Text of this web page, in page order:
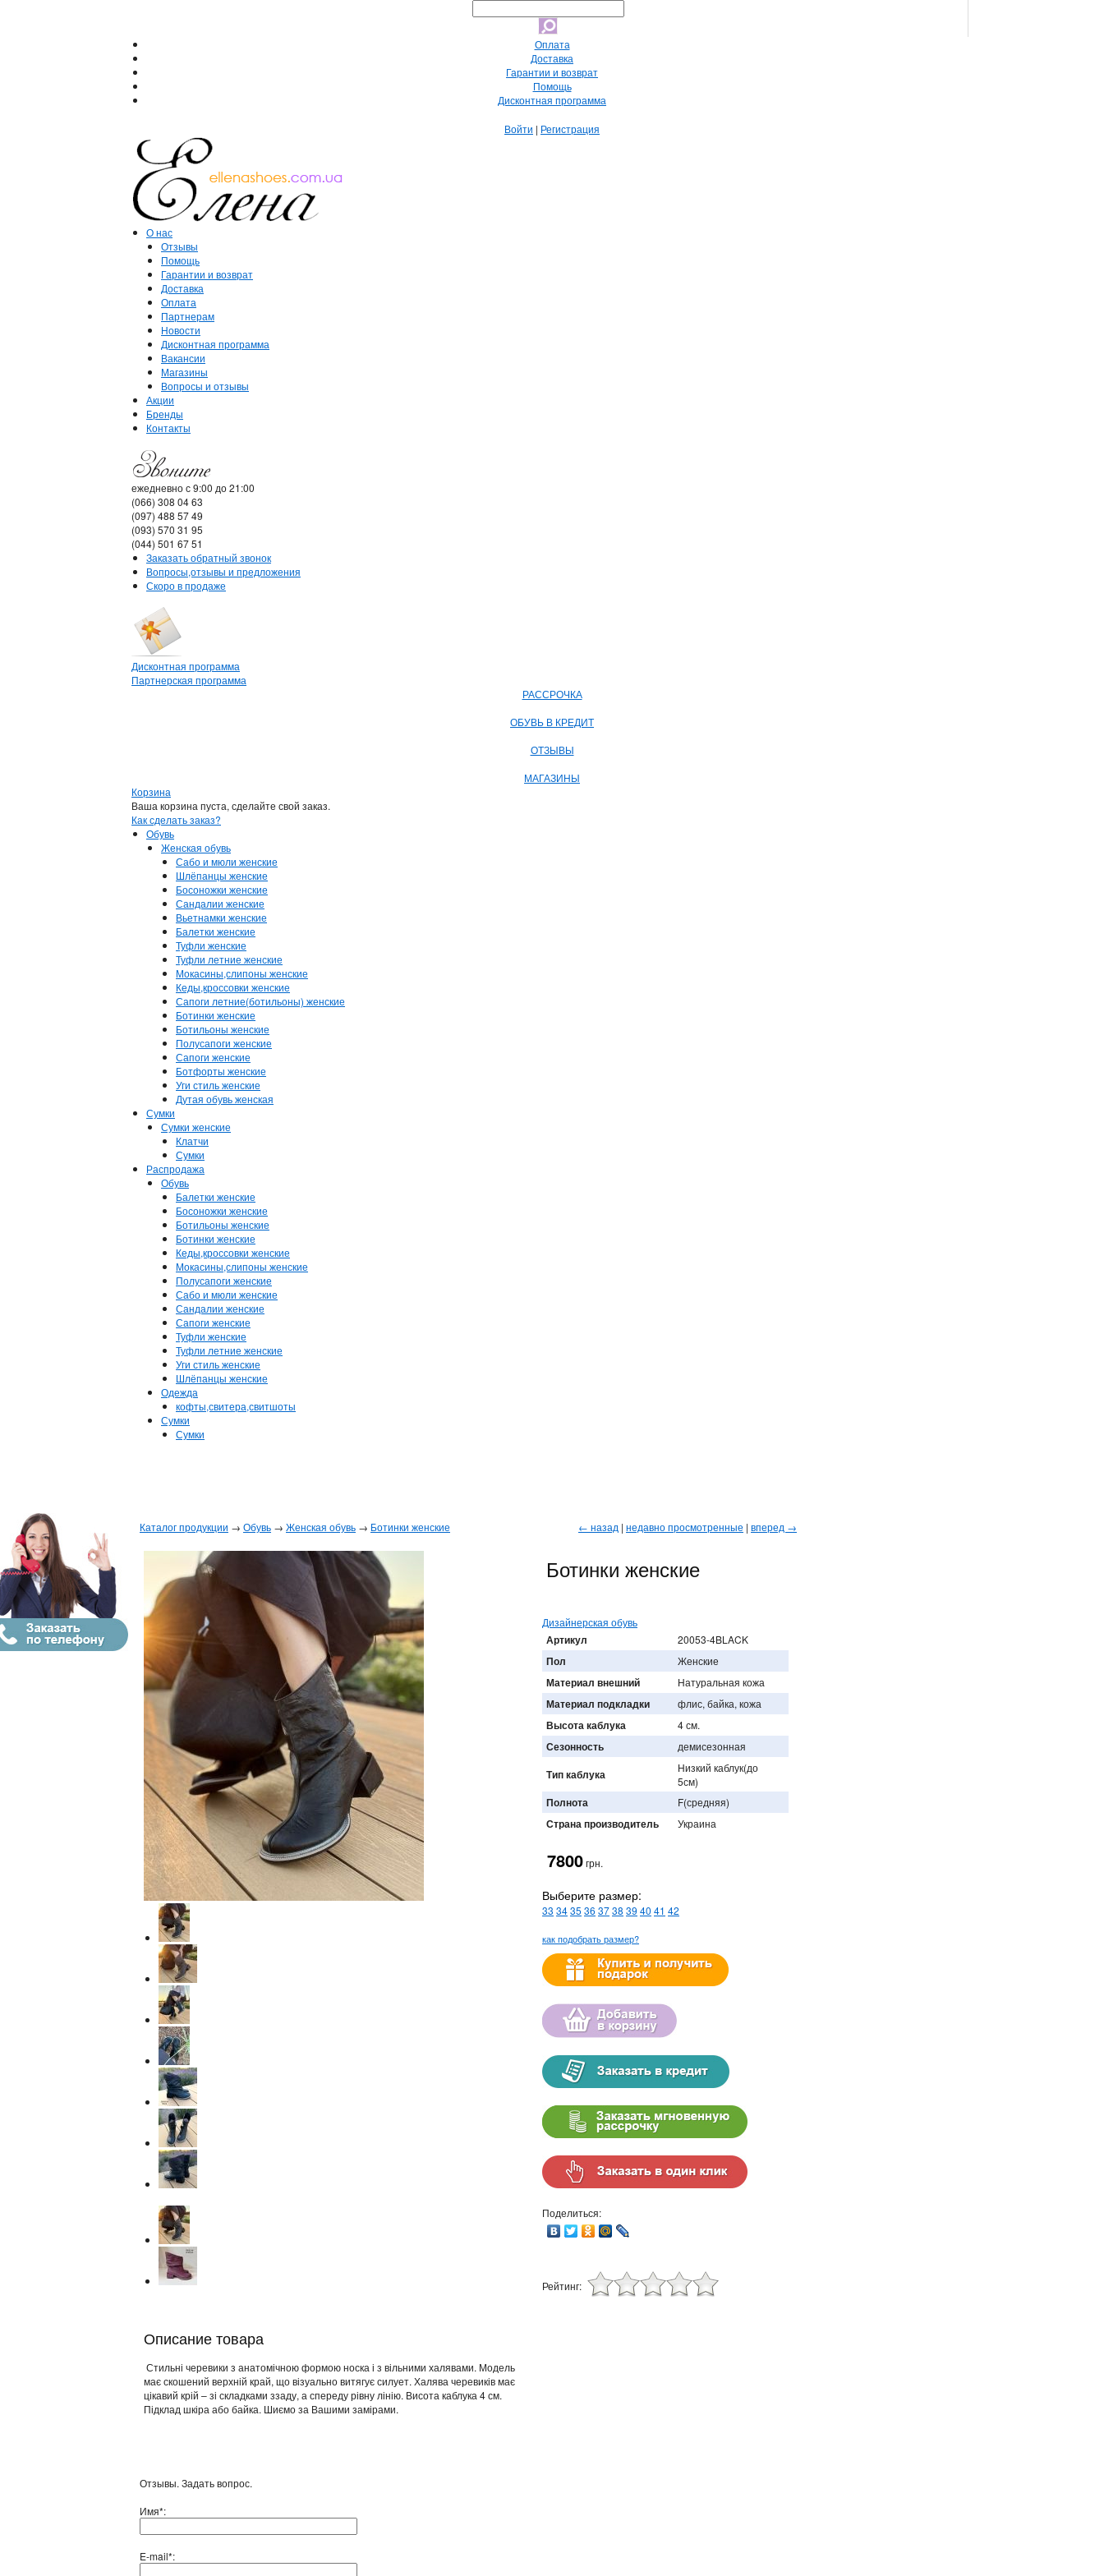
Оплата
Доставка
Гарантии и возврат
Помощь
Дисконтная программа
Войти | Регистрация
О нас
Отзывы
Помощь
Гарантии и возврат
Доставка
Оплата
Партнерам
Новости
Дисконтная программа
Вакансии
Магазины
Вопросы и отзывы
Акции
Бренды
Контакты
ежедневно с 9:00 до 21:00
(066) 308 04 63
(097) 488 57 49
(093) 570 31 95
(044) 501 67 51
Заказать обратный звонок
Вопросы,отзывы и предложения
Скоро в продаже
Дисконтная программа
Партнерская программа
РАССРОЧКА
ОБУВЬ В КРЕДИТ
ОТЗЫВЫ
МАГАЗИНЫ
Корзина
Ваша корзина пуста, сделайте свой заказ.
Как сделать заказ?
Обувь
Женская обувь
Сабо и мюли женские
Шлёпанцы женские
Босоножки женские
Сандалии женские
Вьетнамки женские
Балетки женские
Туфли женские
Туфли летние женские
Мокасины,слипоны женские
Кеды,кроссовки женские
Сапоги летние(ботильоны) женские
Ботинки женские
Ботильоны женские
Полусапоги женские
Сапоги женские
Ботфорты женские
Уги стиль женские
Дутая обувь женская
Сумки
Сумки женские
Клатчи
Сумки
Распродажа
Обувь
Балетки женские
Босоножки женские
Ботильоны женские
Ботинки женские
Кеды,кроссовки женские
Мокасины,слипоны женские
Полусапоги женские
Сабо и мюли женские
Сандалии женские
Сапоги женские
Туфли женские
Туфли летние женские
Уги стиль женские
Шлёпанцы женские
Одежда
кофты,свитера,свитшоты
Сумки
Сумки
Каталог продукции → Обувь → Женская обувь → Ботинки женские ← назад | недавно просмотренные | вперед →
Описание товара
Стильні черевики з анатомічною формою носка і з вільними халявами. Модель
має скошений верхній край, що візуально витягує силует. Халява черевиків має
цікавий крій – зі складками ззаду, а спереду рівну лінію. Висота каблука 4 см.
Підклад шкіра або байка. Шиємо за Вашими замірами.
Ботинки женские
Дизайнерская обувь
Артикул 20053-4BLACK
Пол Женские
Материал внешний Натуральная кожа
Материал подкладки флис, байка, кожа
Высота каблука 4 см.
Сезонность демисезонная
Тип каблука
Низкий каблук(до
5см)
Полнота F(средняя)
Страна производитель Украина
7800грн.
Выберите размер:
33 3435 36 3738 39 40 41 42
как подобрать размер?
Поделиться:
Рейтинг:
Отзывы. Задать вопрос.
Имя*:
E-mail*: